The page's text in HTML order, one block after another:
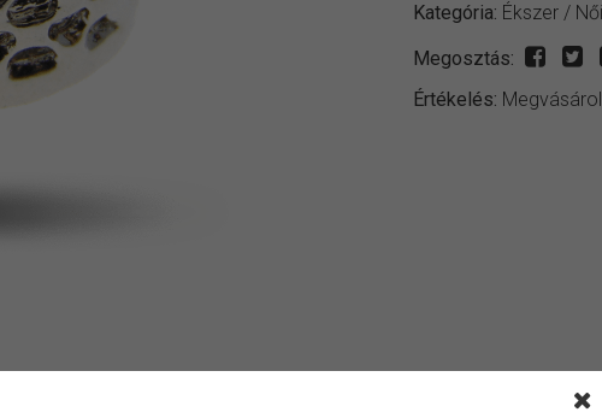
Kategória: Ékszer /
Megosztás:
Értékelés: